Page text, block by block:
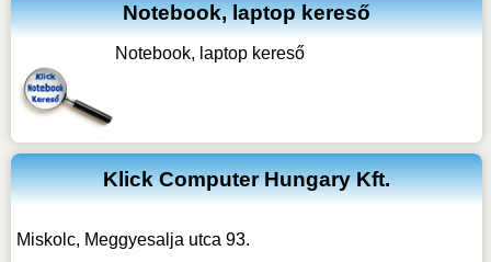
Notebook, laptop kereső
Notebook, laptop kereső
Klick Computer Hungary Kft.
Miskolc, Meggyesalja utca 93.